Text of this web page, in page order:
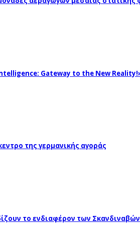
Gateway to the New
της γερμανικής αγοράς
το ενδιαφέρον των Σκανδιναβών